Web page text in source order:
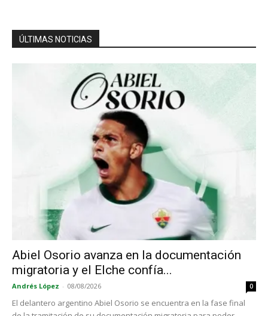
ÚLTIMAS NOTICIAS
Abiel Osorio avanza en la documentación
migratoria y el Elche confía...
Andrés López - 08/08/2026 0
El delantero argentino Abiel Osorio se encuentra en la fase final